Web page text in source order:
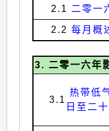
2.1 二零一
2.2 每月概
3. 二零一六年
3.1
热带低
日至二